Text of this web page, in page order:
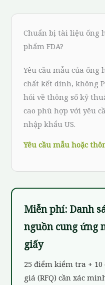
Chuẩn bị tài liệu ống
phẩm FDA?
Yêu cầu mẫu của
chất kết dính, không
hỏi về thông số kỹ
cao phù hợp với yêu
nhập khẩu US.
Yêu cầu mẫu hoặc
Miễn phí: Danh
nguồn cung ứng
giấy
25 điểm kiểm tra +
giá (RFQ) cần xác